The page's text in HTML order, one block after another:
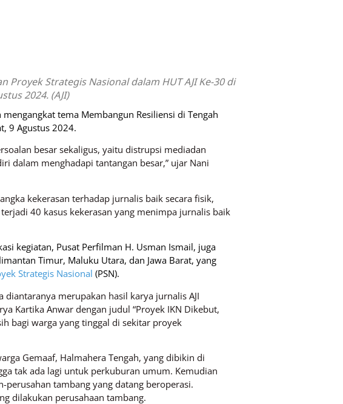
Strategis Nasional dalam HUT AJI Ke-30 di
2024. (AJI)
tema Membangun Resiliensi di Tengah
9 Agustus 2024.
besar sekaligus, yaitu distrupsi mediadan
dalam menghadapi tantangan besar,” ujar Nani
kekerasan terhadap jurnalis baik secara fisik,
40 kasus kekerasan yang menimpa jurnalis baik
kegiatan, Pusat Perfilman H. Usman Ismail, juga
Timur, Maluku Utara, dan Jawa Barat, yang
Strategis Nasional (PSN).
merupakan hasil karya jurnalis AJI
Kartika Anwar dengan judul “Proyek IKN Dikebut,
bagi warga yang tinggal di sekitar proyek
Gemaaf, Halmahera Tengah, yang dibikin di
tak ada lagi untuk perkuburan umum. Kemudian
tambang yang datang beroperasi.
dilakukan perusahaan tambang.